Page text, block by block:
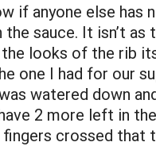
if anyone else has
sauce. It isn’t as
the looks of the rib
one I had for our
watered down
2 more left in
fingers crossed that